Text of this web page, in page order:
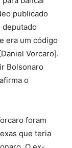
publicado
deputado
era um código
Vorcaro].
Bolsonaro
o
foram
que teria